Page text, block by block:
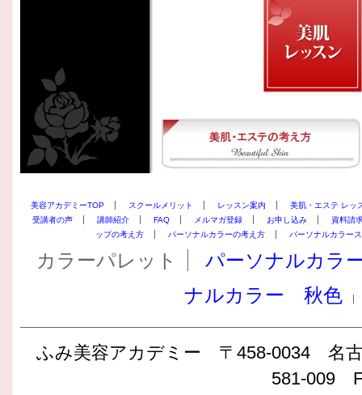
美容アカデミーTOP スクールメリット レッスン案内
美肌・エステ レッ
受講者の声
講師紹介 FAQ メルマガ登録 お申し込み
資料請
ップの考え方
パーソナルカラーの考え方 パーソナルカラー
カラーパレット
パーソナルカラ
ナルカラー 秋色
ふみ美容アカデミー 〒458-0034 名
581-009